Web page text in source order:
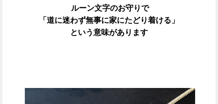
ルーン文字のお守りで
「道に迷わず無事に家にたどり着ける」
という意味があります